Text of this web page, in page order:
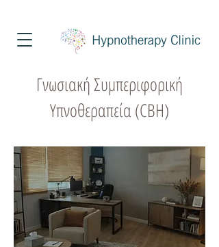
Γνωσιακή Συμπεριφορική
Υπνοθεραπεία (CBΗ)